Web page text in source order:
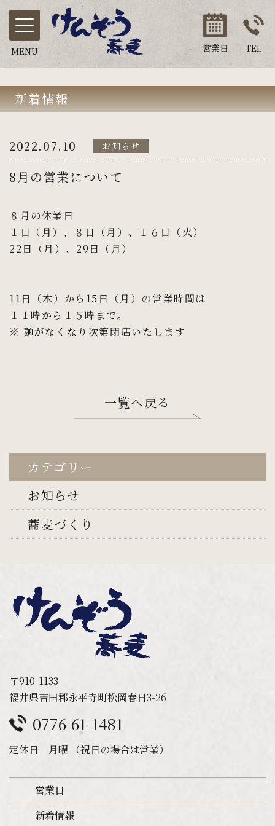
TEL
営業日
MENU
新着情報
2022.07.10 お知らせ
8月の営業について
８月の休業日
１日（月）、８日（月）、１６日（火）
22日（月）、29日（月）
11日（木）から15日（月）の営業時間は
１１時から１５時まで。
※ 麺がなくなり次第閉店いたします
一覧へ戻る
カテゴリー
お知らせ
蕎麦づくり
〒910-1133
福井県吉田郡永平寺町松岡春日3-26
0776-61-1481
定休日 月曜 （祝日の場合は営業）
営業日
新着情報